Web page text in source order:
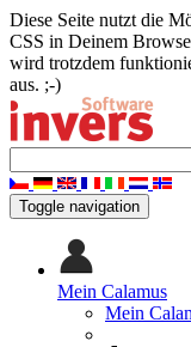
Diese Seite nutzt die
CSS in Deinem
wird trotzdem
aus. ;-)
Toggle navigation
Mein Calamus
Mein